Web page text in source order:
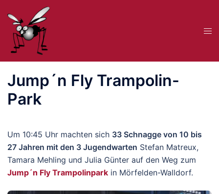
Inhalt
springen
Jump´n Fly Trampolin-
Park
Um 10:45 Uhr machten sich 33 Schnagge von 10 bis
27 Jahren mit den 3 Jugendwarten Stefan Matreux,
Tamara Mehling und Julia Günter auf den Weg zum
Jump´n Fly Trampolinpark in Mörfelden-Walldorf.